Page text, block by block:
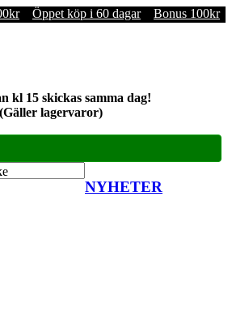
Öppet köp i 60 dagar Bonus 100kr
kl 15 skickas samma dag!
(Gäller lagervaror)
NYHETER